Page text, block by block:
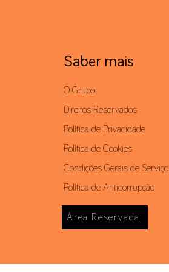
Saber mais
O Grupo
Direitos Reservados
Política de Privacidade
Política de Cookies
Condições Gerais de Serviço
Politica de Anticorrupção
Área Reservada